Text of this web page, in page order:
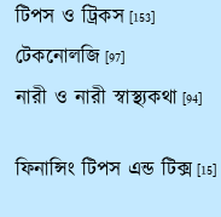
টিপস ও ট্রিকস [153]
টেকনোলজি [97]
নারী ও নারী স্বাস্থ্যকথা [94]
ফিনান্সিং টিপস এন্ড টিক্স [15]